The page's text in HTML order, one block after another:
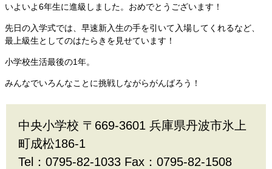
いよいよ6年生に進級しました。おめでとうございます！
先日の入学式では、早速新入生の手を引いて入場してくれるなど、
最上級生としてのはたらきを見せています！
小学校生活最後の1年。
みんなでいろんなことに挑戦しながらがんばろう！
中央小学校 〒669-3601 兵庫県丹波市氷上
町成松186-1
Tel：0795-82-1033 Fax：0795-82-1508